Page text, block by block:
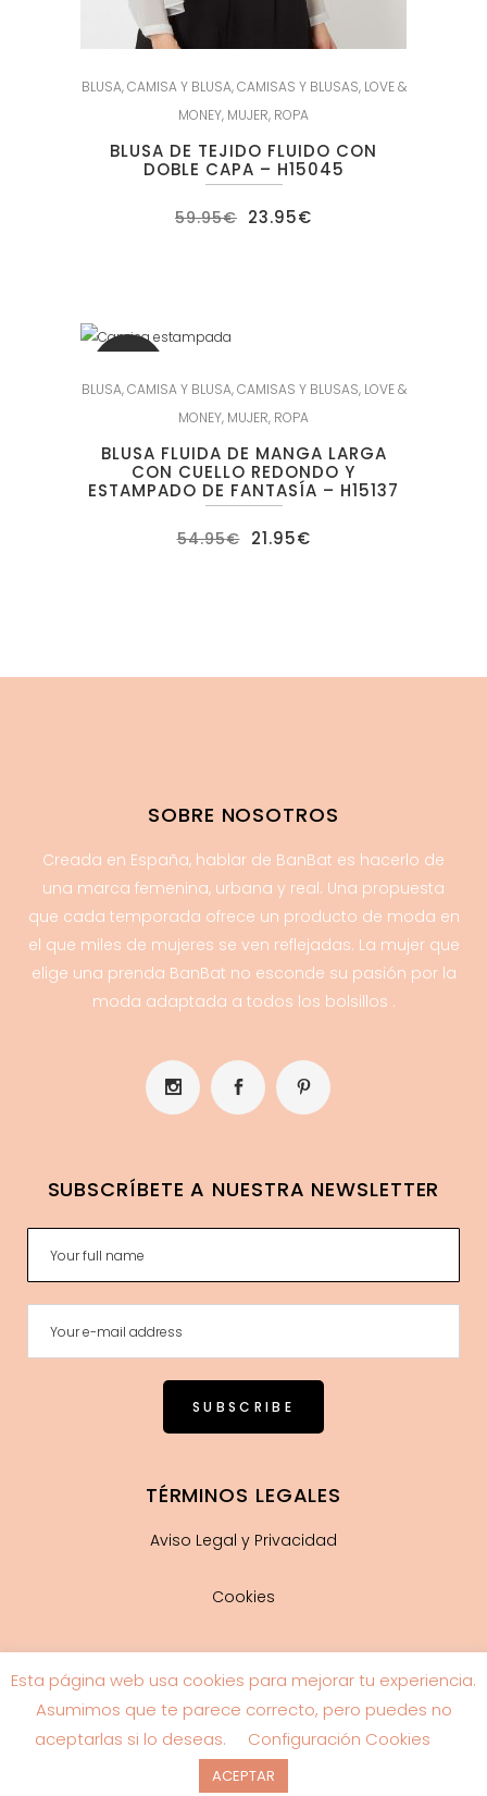
BLUSA,CAMISA Y BLUSA,CAMISAS Y BLUSAS, LOVE &
MONEY, MUJER, ROPA
BLUSA DE TEJIDO FLUIDO CON
DOBLE CAPA – H15045
59.95€ El
precio
23.95€
BLUSA,CAMISA Y BLUSA,CAMISAS Y BLUSAS, LOVE &
MONEY, MUJER, ROPA
BLUSA FLUIDA DE MANGA LARGA
CON CUELLO REDONDO Y
ESTAMPADO DE FANTASÍA – H15137
54.95€ El
precio
21.95€El
SOBRE NOSOTROS
Creada en España, hablar de BanBat es hacerlo de
una marca femenina, urbana y real. Una propuesta
que cada temporada ofrece un producto de moda en
el que miles de mujeres se ven reflejadas. La mujer que
elige una prenda BanBat no esconde su pasión por la
moda adaptada a todos los bolsillos .
SUBSCRÍBETE A NUESTRA NEWSLETTER
TÉRMINOS LEGALES
Aviso Legal y Privacidad
Cookies
Guía de tallas
Esta página web usa cookies para mejorar tu experiencia.
Asumimos que te parece correcto, pero puedes no
aceptarlas si lo deseas.
Configuración Cookies
ACEPTAR